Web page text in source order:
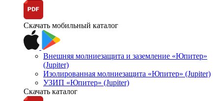
Скачать мобильный каталог
Внешняя молниезащита и заземление «Юпитер»
(Jupiter)
Изолированная молниезащита «Юпитер» (Jupiter)
УЗИП «Юпитер» (Jupiter)
Скачать каталог